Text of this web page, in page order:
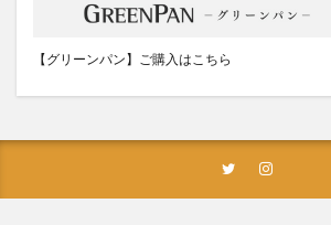
【グリーンパン】ご購入はこちら